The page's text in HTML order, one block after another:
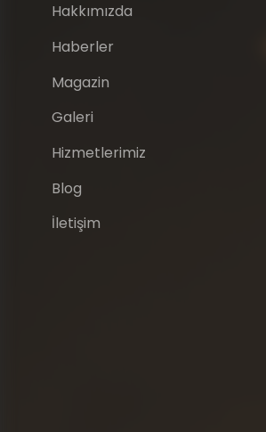
Hakkımızda
Haberler
Magazin
Galeri
Hizmetlerimiz
Blog
İletişim